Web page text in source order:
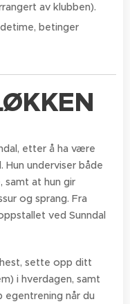
av klubben).
betinger
etter å ha være
underviser både
samt at hun gir
og sprang. Fra
ved Sunndal
sette opp ditt
i hverdagen, samt
når du